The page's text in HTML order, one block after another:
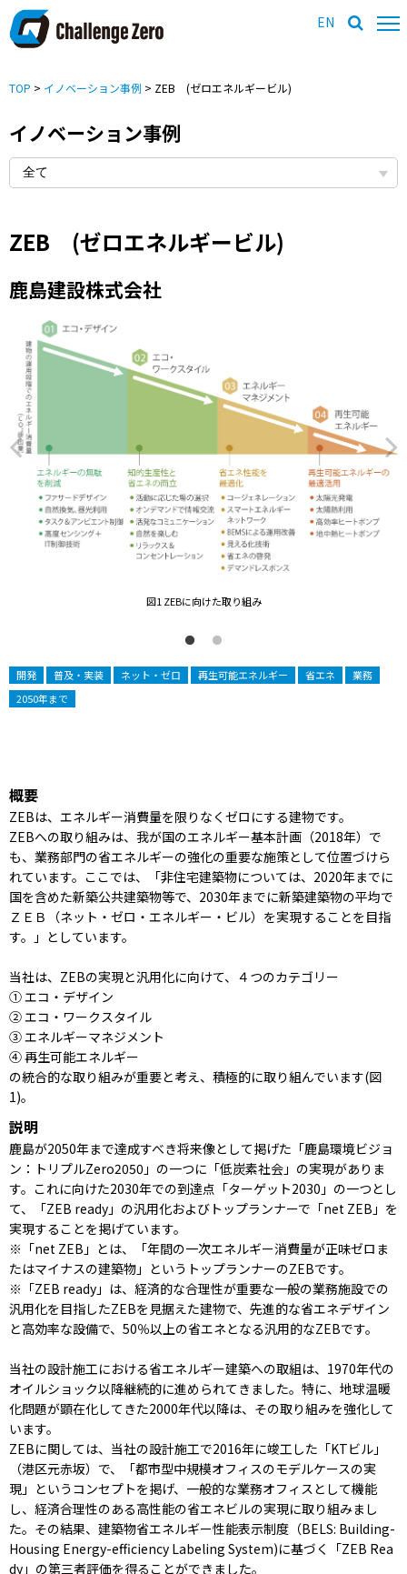
EN
TOP > イノベーション事例 > ZEB (ゼロエネルギービル)
イノベーション事例
ZEB (ゼロエネルギービル)
鹿島建設株式会社
図1 ZEBに向けた取り組み
開発 普及・実装 ネット・ゼロ 再生可能エネルギー 省エネ
業務
2050年まで
概要
ZEBは、エネルギー消費量を限りなくゼロにする建物です。
ZEBへの取り組みは、我が国のエネルギー基本計画（2018年）で
も、業務部門の省エネルギーの強化の重要な施策として位置づけら
れています。ここでは、「非住宅建築物については、2020年までに
国を含めた新築公共建築物等で、2030年までに新築建築物の平均で
ＺＥＢ（ネット・ゼロ・エネルギー・ビル）を実現することを目指
す。」としています。
当社は、ZEBの実現と汎用化に向けて、４つのカテゴリー
① エコ・デザイン
② エコ・ワークスタイル
③ エネルギーマネジメント
④ 再生可能エネルギー
の統合的な取り組みが重要と考え、積極的に取り組んでいます(図
1)。
説明
鹿島が2050年まで達成すべき将来像として掲げた「鹿島環境ビジョ
ン：トリプルZero2050」の一つに「低炭素社会」の実現がありま
す。これに向けた2030年での到達点「ターゲット2030」の一つとし
て、「ZEB ready」の汎用化およびトップランナーで「net ZEB」を
実現することを掲げています。
※「net ZEB」とは、「年間の一次エネルギー消費量が正味ゼロま
たはマイナスの建築物」というトップランナーのZEBです。
※「ZEB ready」は、経済的な合理性が重要な一般の業務施設での
汎用化を目指したZEBを見据えた建物で、先進的な省エネデザイン
と高効率な設備で、50％以上の省エネとなる汎用的なZEBです。
当社の設計施工における省エネルギー建築への取組は、1970年代の
オイルショック以降継続的に進められてきました。特に、地球温暖
化問題が顕在化してきた2000年代以降は、その取り組みを強化して
います。
ZEBに関しては、当社の設計施工で2016年に竣工した「KTビル」
（港区元赤坂）で、「都市型中規模オフィスのモデルケースの実
現」というコンセプトを掲げ、一般的な業務オフィスとして機能
し、経済合理性のある高性能の省エネビルの実現に取り組みまし
た。その結果、建築物省エネルギー性能表示制度（BELS: Building-
Housing Energy-efficiency Labeling System)に基づく「ZEB Rea
dy」の第三者評価を得ることができました。